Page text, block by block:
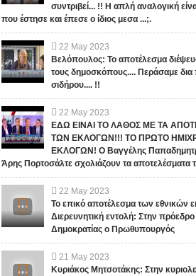
συντριβεί... !! Η απλή αναλογική
που έστησε και έπεσε ο ίδιος μεσα ...;.
22 May 2023
Βελόπουλος: Το αποτέλεσμα
τους δημοσκόπους.... Περάσαμε δια
σιδήρου.... !!
22 May 2023
ΕΔΩ ΕΙΝΑΙ ΤΟ ΛΑΘΟΣ ΜΕ ΤΑ
ΤΩΝ ΕΚΛΟΓΩΝ!!! ΤΟ ΠΡΩΤΟ
ΕΚΛΟΓΩΝ! Ο Βαγγέλης
Άρης Πορτοσάλτε σχολιάζουν τα
22 May 2023
Το επικό αποτέλεσμα των εθνικών
Διερευνητική εντολή: Στην πρόεδρο
Δημοκρατίας ο Πρωθυπουργός
21 May 2023
Κυριάκος Μητσοτάκης: Στην